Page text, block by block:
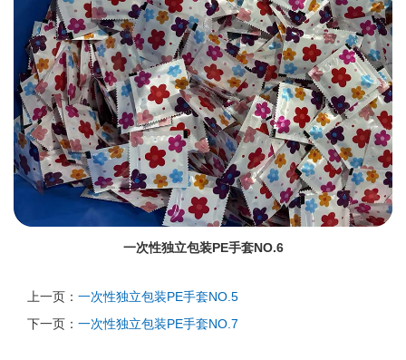
一次性独立包装PE手套NO.6
上一页： 一次性独立包装PE手套NO.5
下一页： 一次性独立包装PE手套NO.7